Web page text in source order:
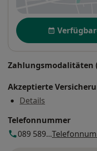
Verfügbarkeit
Zahlungsmodalitäten
Akzeptierte
Details
Telefonnummer
089 589...